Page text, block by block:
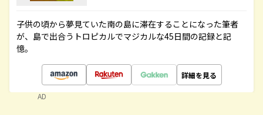
子供の頃から夢見ていた南の島に滞在することになった筆者
が、島で出合うトロピカルでマジカルな45日間の記録と記
憶。
詳細を見る
AD